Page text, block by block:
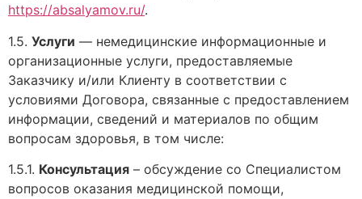
https://absalyamov.ru/.
1.5. Услуги — немедицинские информационные и
организационные услуги, предоставляемые
Заказчику и/или Клиенту в соответствии с
условиями Договора, связанные с предоставлением
информации, сведений и материалов по общим
вопросам здоровья, в том числе:
1.5.1. Консультация – обсуждение со Специалистом
вопросов оказания медицинской помощи,